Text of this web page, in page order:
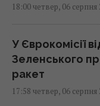
18:00 четвер, 06 серпня
У Єврокомісії
Зеленського
ракет
17:58 четвер, 06 серпня